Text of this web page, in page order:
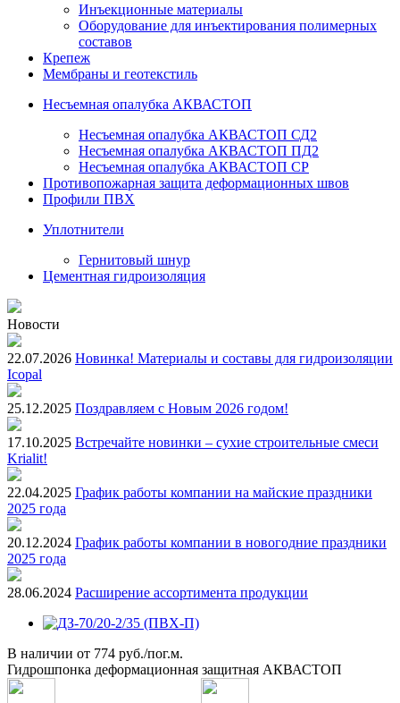
Инъекционные материалы
Оборудование для инъектирования полимерных
составов
Крепеж
Мембраны и геотекстиль
Несъемная опалубка АКВАСТОП
Несъемная опалубка АКВАСТОП СД2
Несъемная опалубка АКВАСТОП ПД2
Несъемная опалубка АКВАСТОП СР
Противопожарная защита деформационных швов
Профили ПВХ
Уплотнители
Гернитовый шнур
Цементная гидроизоляция
Новости
22.07.2026 Новинка! Материалы и составы для гидроизоляции
Icopal
25.12.2025 Поздравляем с Новым 2026 годом!
17.10.2025 Встречайте новинки – сухие строительные смеси
Krialit!
22.04.2025 График работы компании на майские праздники
2025 года
20.12.2024 График работы компании в новогодние праздники
2025 года
28.06.2024 Расширение ассортимента продукции
В наличии от 774 руб./пог.м.
Гидрошпонка деформационная защитная АКВАСТОП